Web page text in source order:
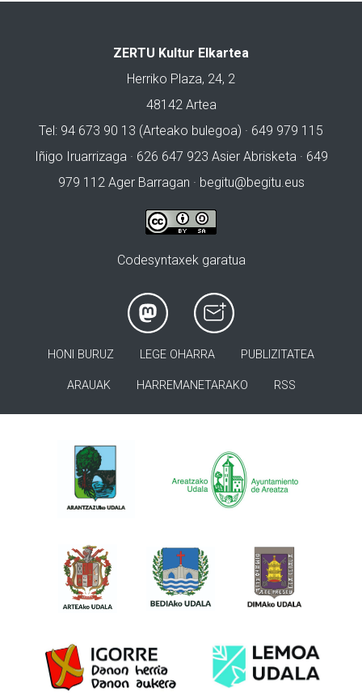
ZERTU Kultur Elkartea
Herriko Plaza, 24, 2
48142 Artea
Tel: 94 673 90 13 (Arteako bulegoa) · 649 979 115
Iñigo Iruarrizaga · 626 647 923 Asier Abrisketa · 649
979 112 Ager Barragan · begitu@begitu.eus
Codesyntaxek garatua
HONI BURUZ LEGE OHARRA PUBLIZITATEA
ARAUAK HARREMANETARAKO RSS